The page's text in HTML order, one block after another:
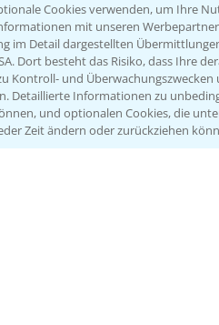
Cookies verwenden, um Ihre
mit unseren
im Detail dargestellten
Dort besteht das Risiko, dass Ihre
Kontroll- und
Detaillierte Informationen zu
und optionalen Cookies, die
Zeit ändern oder zurückziehen